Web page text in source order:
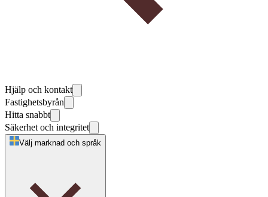
Hjälp och kontakt
Fastighetsbyrån
Hitta snabbt
Säkerhet och integritet
Välj marknad och språk